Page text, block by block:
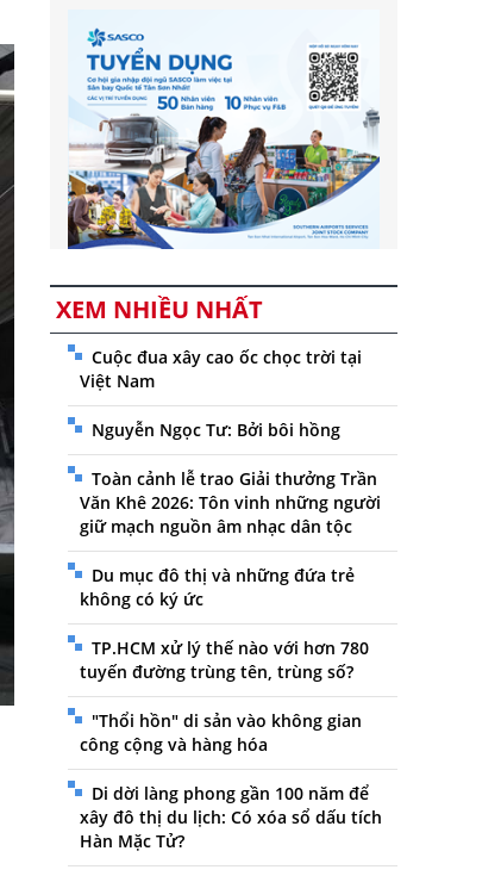
XEM NHIỀU NHẤT
Cuộc đua xây cao ốc chọc trời tại
Việt Nam
Nguyễn Ngọc Tư: Bởi bôi hồng
Toàn cảnh lễ trao Giải thưởng Trần
Văn Khê 2026: Tôn vinh những người
giữ mạch nguồn âm nhạc dân tộc
Du mục đô thị và những đứa trẻ
không có ký ức
TP.HCM xử lý thế nào với hơn 780
tuyến đường trùng tên, trùng số?
"Thổi hồn" di sản vào không gian
công cộng và hàng hóa
Di dời làng phong gần 100 năm để
xây đô thị du lịch: Có xóa sổ dấu tích
Hàn Mặc Tử?